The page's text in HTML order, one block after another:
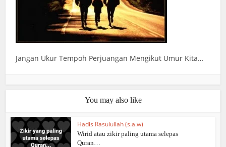
Jangan Ukur Tempoh Perjuangan Mengikut Umur Kita…
You may also like
Hadis Rasulullah (s.a.w)
Wirid atau zikir paling utama selepas
Quran…